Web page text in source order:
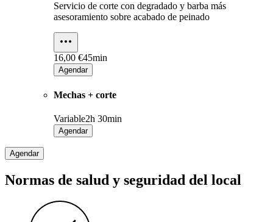
Servicio de corte con degradado y barba más
asesoramiento sobre acabado de peinado
16,00 €45min
Agendar
Mechas + corte
Variable2h 30min
Agendar
Agendar
Normas de salud y seguridad del local